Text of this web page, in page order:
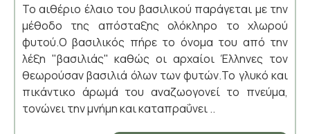
Το αιθέριο έλαιο του βασιλικού παράγεται με την
μέθοδο της απόσταξης ολόκληρο το χλωρού
φυτού.Ο βασιλικός πήρε το όνομα του από την
λέξη "βασιλιάς" καθώς οι αρχαίοι Έλληνες τον
θεωρούσαν βασιλιά όλων των φυτών.Το γλυκό και
πικάντικο άρωμά του αναζωογονεί το πνεύμα,
τονώνει την μνήμη και καταπραΰνει ..